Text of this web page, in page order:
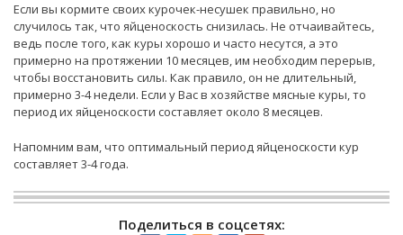
Если вы кормите своих курочек-несушек правильно, но
случилось так, что яйценоскость снизилась. Не отчаивайтесь,
ведь после того, как куры хорошо и часто несутся, а это
примерно на протяжении 10 месяцев, им необходим перерыв,
чтобы восстановить силы. Как правило, он не длительный,
примерно 3-4 недели. Если у Вас в хозяйстве мясные куры, то
период их яйценоскости составляет около 8 месяцев.
Напомним вам, что оптимальный период яйценоскости кур
составляет 3-4 года.
Поделиться в соцсетях: